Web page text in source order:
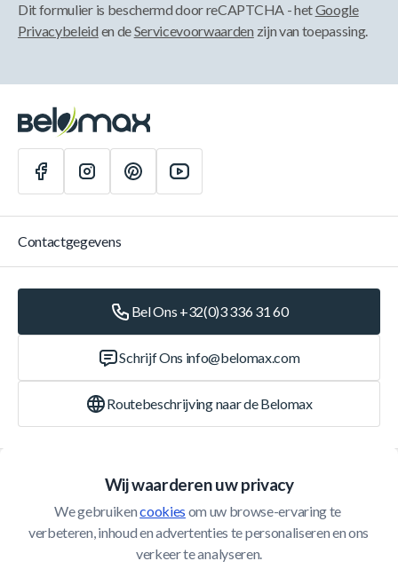
Wij waarderen uw privacy
We gebruiken cookies om uw browse-ervaring te
verbeteren, inhoud en advertenties te personaliseren en ons
verkeer te analyseren.
Dit formulier is beschermd door reCAPTCHA - hetGoogle
Privacybeleid en deServicevoorwaarden zijn van toepassing.
Klantenservice
Contactgegevens
Bel Ons +32(0)3 336 31 60
Schrijf Ons info@belomax.com
Routebeschrijving naar de Belomax